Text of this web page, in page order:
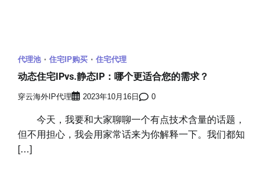
代理池 住宅IP购买 住宅代理
动态住宅IPvs.静态IP：哪个更适合您的需求？
穿云海外IP代理 2023年10月16日 0
今天，我要和大家聊聊一个有点技术含量的话题，
但不用担心，我会用家常话来为你解释一下。我们都知
[…]